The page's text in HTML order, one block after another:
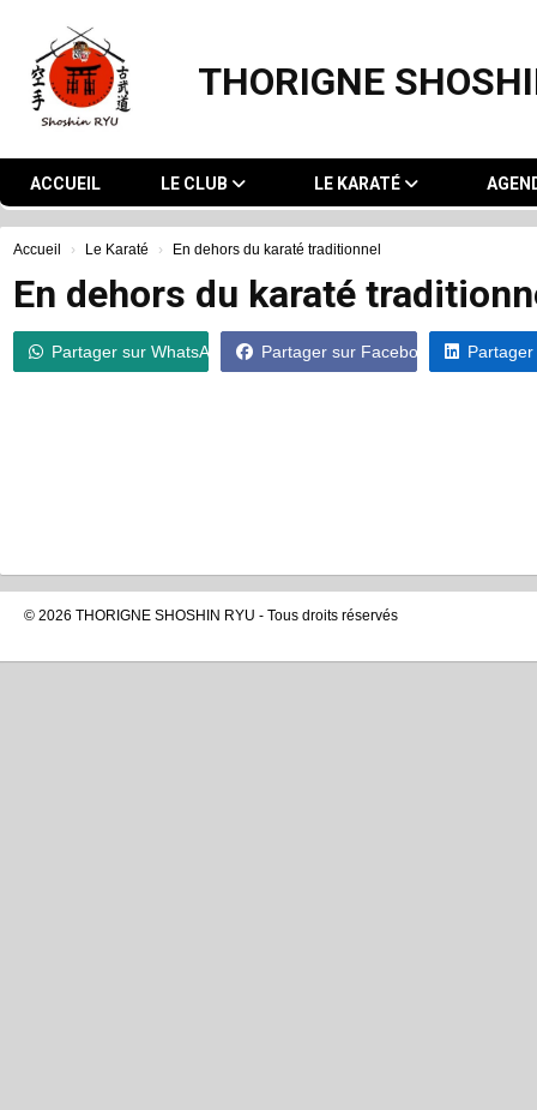
THORIGNE
ACCUEIL LE CLUB LE KARATÉ
Accueil Le Karaté En dehors du karaté traditionnel
En dehors du karaté
Partager sur WhatsApp Partager sur Facebook
© 2026 THORIGNE SHOSHIN RYU - Tous droits réservés